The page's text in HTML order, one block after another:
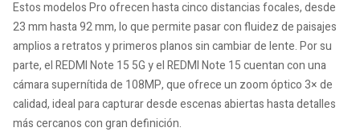
Estos modelos Pro ofrecen hasta cinco distancias focales, desde
23 mm hasta 92 mm, lo que permite pasar con fluidez de paisajes
amplios a retratos y primeros planos sin cambiar de lente. Por su
parte, el REDMI Note 15 5G y el REDMI Note 15 cuentan con una
cámara supernítida de 108MP, que ofrece un zoom óptico 3× de
calidad, ideal para capturar desde escenas abiertas hasta detalles
más cercanos con gran definición.